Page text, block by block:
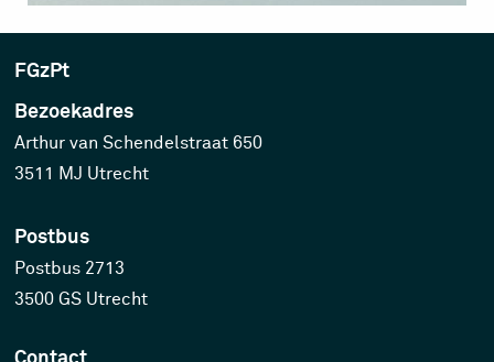
FGzPt
Bezoekadres
Arthur van Schendelstraat 650
3511 MJ Utrecht
Postbus
Postbus 2713
3500 GS Utrecht